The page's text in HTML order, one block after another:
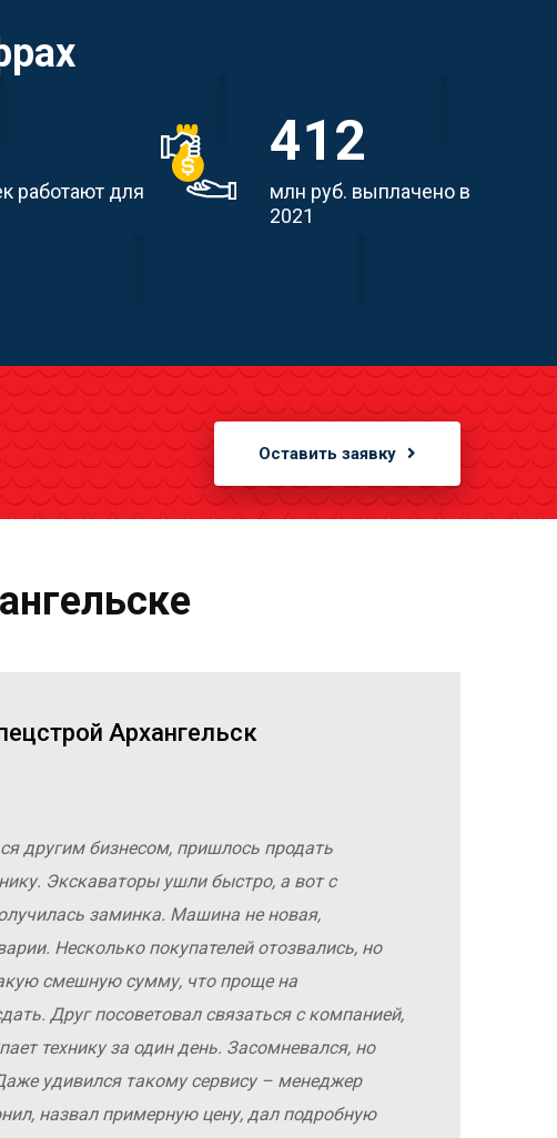
работают для
412
млн руб. выплачено в
2021
Оставить заявку
Архангельск
другим бизнесом, пришлось продать
Экскаваторы ушли быстро, а вот с
заминка. Машина не новая,
Несколько покупателей отозвались, но
смешную сумму, что проще на
Друг посоветовал связаться с компанией,
технику за один день. Засомневался, но
удивился такому сервису – менеджер
назвал примерную цену, дал подробную